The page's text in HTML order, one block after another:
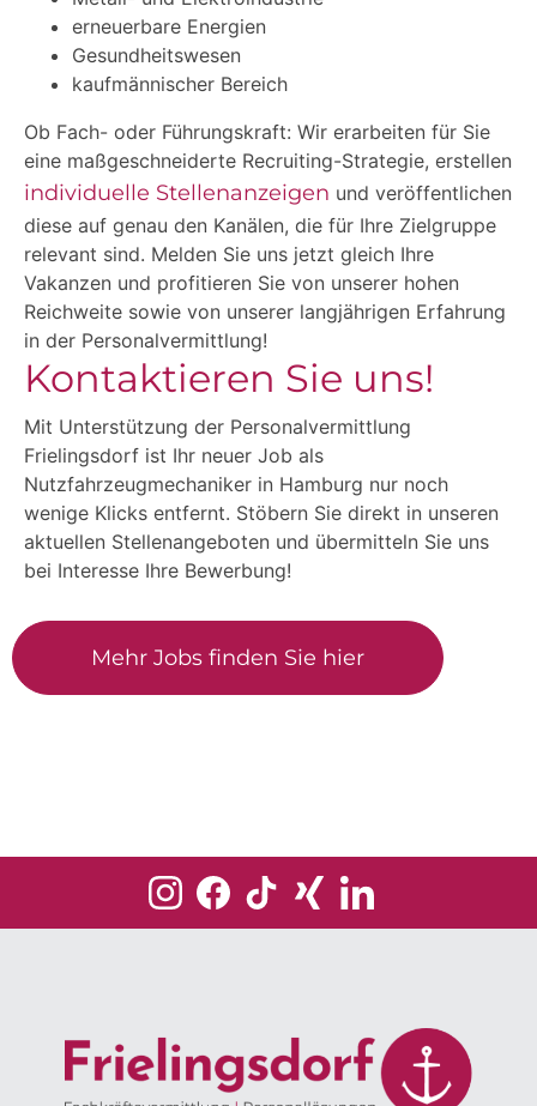
erneuerbare Energien
Gesundheitswesen
kaufmännischer Bereich
Ob Fach- oder Führungskraft: Wir erarbeiten für Sie
eine maßgeschneiderte Recruiting-Strategie, erstellen
individuelle Stellenanzeigen und veröffentlichen
diese auf genau den Kanälen, die für Ihre Zielgruppe
relevant sind. Melden Sie uns jetzt gleich Ihre
Vakanzen und profitieren Sie von unserer hohen
Reichweite sowie von unserer langjährigen Erfahrung
in der Personalvermittlung!
Kontaktieren Sie uns!
Mit Unterstützung der Personalvermittlung
Frielingsdorf ist Ihr neuer Job als
Nutzfahrzeugmechaniker in Hamburg nur noch
wenige Klicks entfernt. Stöbern Sie direkt in unseren
aktuellen Stellenangeboten und übermitteln Sie uns
bei Interesse Ihre Bewerbung!
Mehr Jobs finden Sie hier